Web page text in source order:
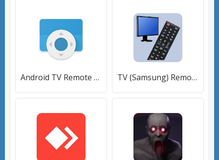
Android TV Remote Control TV (Samsung) Remote Control